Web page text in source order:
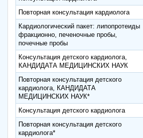
Повторная консультация кардиолога
Кардиологический пакет: липопротеиды
фракционно, печеночные пробы,
почечные пробы
Консультация детского кардиолога,
КАНДИДАТА МЕДИЦИНСКИХ НАУК
Повторная консультация детского
кардиолога, КАНДИДАТА
МЕДИЦИНСКИХ НАУК*
Консультация детского кардиолога
Повторная консультация детского
кардиолога*